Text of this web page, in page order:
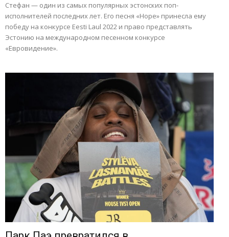
Стефан — один из самых популярных эстонских поп-
исполнителей последних лет. Его песня «Hope» принесла ему
победу на конкурсе Eesti Laul 2022 и право представлять
Эстонию на международном песенном конкурсе
«Евровидение».